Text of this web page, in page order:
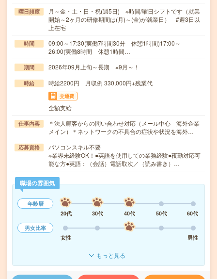
曜日頻度
月～金・土・日・祝(週5日) ※時間/曜日シフトです（就業
開始～2ヶ月の研修期間は(月)～(金)が就業日） #週3日以
上在宅
時間
09:00～17:30(実働7時間30分 休憩1時間)17:00～
26:00(実働8時間 休憩1時間…
期間 2026年09月上旬～長期 ※9月～！
時給 時給2200円 月収例 330,000円+残業代
交通費
全額支給
仕事内容
＊法人顧客からの問い合わせ対応（メール中心 海外企業
メイン）＊ネットワークの不具合の症状や状況を海外…
応募資格
パソコンスキル不要
※業界未経験OK！●英語を使用しての業務経験●夜勤対応可
能な方●英語：（会話）電話取次／（読み書き）…
職場の雰囲気
年齢層
20代
30代 40代 50代
60代
男女比率
女性
男性
もっと見る